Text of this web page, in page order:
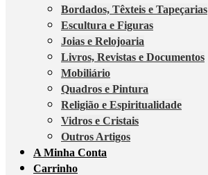
Bordados, Têxteis e Tapeçarias
Escultura e Figuras
Joias e Relojoaria
Livros, Revistas e Documentos
Mobiliário
Quadros e Pintura
Religião e Espiritualidade
Vidros e Cristais
Outros Artigos
A Minha Conta
Carrinho